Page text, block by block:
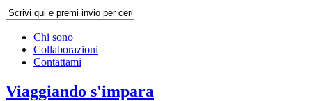
Chi sono
Collaborazioni
Contattami
Viaggiando s'impara